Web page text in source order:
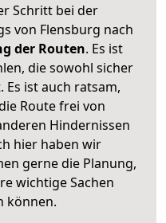
Schritt bei der
von Flensburg nach
der Routen. Es ist
die sowohl sicher
Es ist auch ratsam,
Route frei von
Hindernissen
hier haben wir
gerne die Planung,
wichtige Sachen
können.